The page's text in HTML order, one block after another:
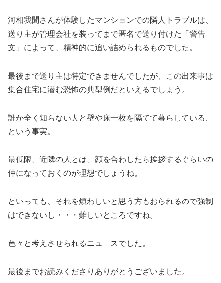
河相我聞さんが体験したマンションでの隣人トラブルは、
送り主が管理会社を装ってまで匿名で送り付けた「警告
文」によって、精神的に追い詰められるものでした。
最後まで送り主は特定できませんでしたが、この出来事は
集合住宅に潜む恐怖の典型例だといえるでしょう。
誰か全く知らない人と壁や床一枚を隔てて暮らしている、
という事実。
最低限、近隣の人とは、顔を合わしたら挨拶するぐらいの
仲になっておくのが理想でしょうね。
といっても、それを煩わしいと思う方もおられるので強制
はできないし・・・難しいところですね。
色々と考えさせられるニュースでした。
最後までお読みくださりありがとうございました。